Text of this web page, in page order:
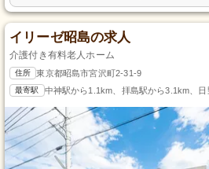
イリーゼ昭島の求人
介護付き有料老人ホーム
住所 東京都昭島市宮沢町2-31-9
最寄駅 中神駅から1.1km、拝島駅から3.1km、